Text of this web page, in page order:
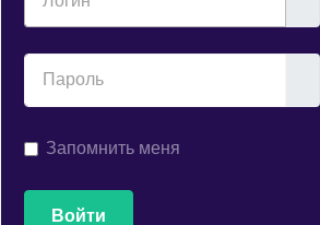
Запомнить меня
Войти